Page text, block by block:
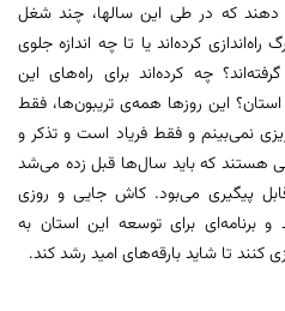
دهند که در طی این سالها، چند شغل
راه‌اندازی کرده‌اند یا تا چه اندازه جلوی
چه کرده‌اند برای راه‌های این
استان؟ این روزها همه‌ی تریبون‌ها، فقط
نمی‌بینم و فقط فریاد است و تذکر و
هستند که باید سال‌ها قبل زده می‌شد
قابل پیگیری می‌بود. کاش جایی و روزی
برنامه‌ای برای توسعه این استان به
تا شاید بارقه‌های امید رشد کند.